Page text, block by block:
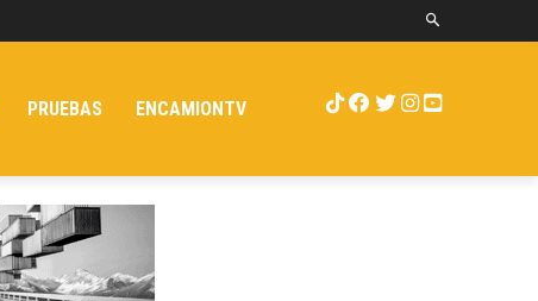
PRUEBAS ENCAMIONTV